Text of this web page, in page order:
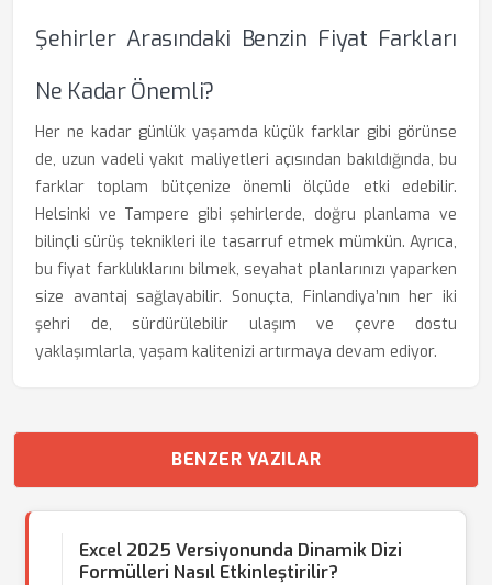
Şehirler Arasındaki Benzin Fiyat Farkları
Ne Kadar Önemli?
Her ne kadar günlük yaşamda küçük farklar gibi görünse
de, uzun vadeli yakıt maliyetleri açısından bakıldığında, bu
farklar toplam bütçenize önemli ölçüde etki edebilir.
Helsinki ve Tampere gibi şehirlerde, doğru planlama ve
bilinçli sürüş teknikleri ile tasarruf etmek mümkün. Ayrıca,
bu fiyat farklılıklarını bilmek, seyahat planlarınızı yaparken
size avantaj sağlayabilir. Sonuçta, Finlandiya’nın her iki
şehri de, sürdürülebilir ulaşım ve çevre dostu
yaklaşımlarla, yaşam kalitenizi artırmaya devam ediyor.
BENZER YAZILAR
Excel 2025 Versiyonunda Dinamik Dizi
Formülleri Nasıl Etkinleştirilir?